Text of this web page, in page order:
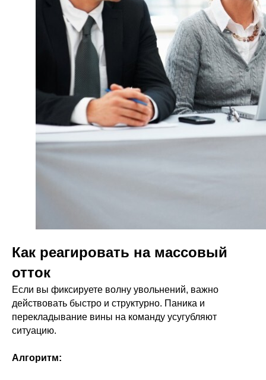
Как реагировать на массовый
отток
Если вы фиксируете волну увольнений, важно
действовать быстро и структурно. Паника и
перекладывание вины на команду усугубляют
ситуацию.
Алгоритм: